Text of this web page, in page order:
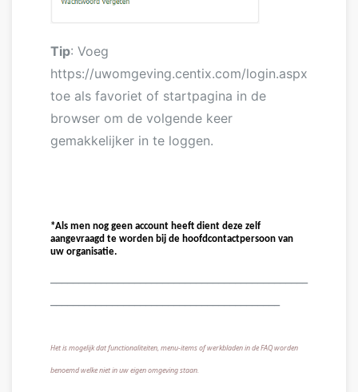
Tip: Voeg
https://uwomgeving.centix.com/login.aspx
toe als favoriet of startpagina in de
browser om de volgende keer
gemakkelijker in te loggen.
*Als men nog geen account heeft dient deze zelf
aangevraagd te worden bij de hoofdcontactpersoon van
uw organisatie.
Het is mogelijk dat functionaliteiten, menu-items of werkbladen in de FAQ worden
benoemd welke niet in uw eigen omgeving staan.